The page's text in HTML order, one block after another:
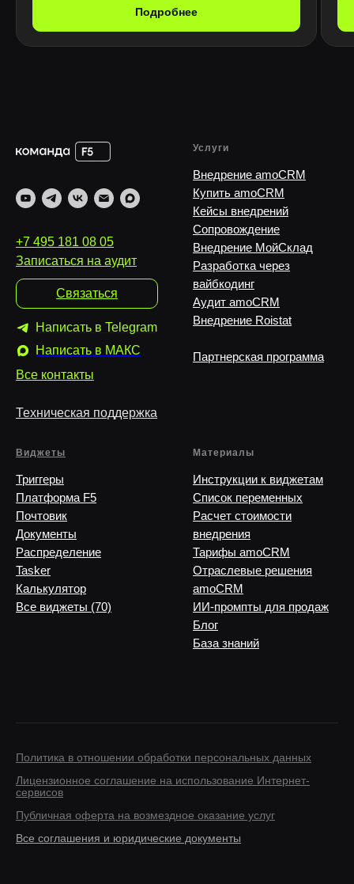
Подробнее
+7 495 181 08 05
Записаться на аудит
Связаться
Написать в Telegram
Написать в MAКС
Все контакты
Техническая поддержка
Услуги
Внедрение amoCRM
Купить amoCRM
Кейсы внедрений
Сопровождение
Внедрение МойСклад
Разработка через
вайбкодинг
Аудит amoCRM
Внедрение Roistat
Партнерская программа
Виджеты
Триггеры
Платформа F5
Почтовик
Документы
Распределение
Tasker
Калькулятор
Все виджеты (70)
Материалы
Инструкции к виджетам
Список переменных
Расчет стоимости
внедрения
Тарифы amoCRM
Отраслевые решения
amoCRM
ИИ-промпты для продаж
Блог
База знаний
Политика в отношении обработки персональных данных
Лицензионное соглашение на использование Интернет-
сервисов
Публичная оферта на возмездное оказание услуг
Все соглашения и юридические документы